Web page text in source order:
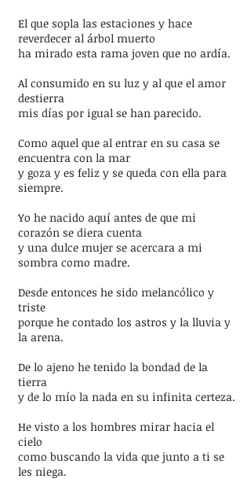
El que sopla las estaciones y hace
reverdecer al árbol muerto
ha mirado esta rama joven que no ardía.
Al consumido en su luz y al que el amor
destierra
mis días por igual se han parecido.
Como aquel que al entrar en su casa se
encuentra con la mar
y goza y es feliz y se queda con ella para
siempre.
Yo he nacido aquí antes de que mi
corazón se diera cuenta
y una dulce mujer se acercara a mi
sombra como madre.
Desde entonces he sido melancólico y
triste
porque he contado los astros y la lluvia y
la arena.
De lo ajeno he tenido la bondad de la
tierra
y de lo mío la nada en su infinita certeza.
He visto a los hombres mirar hacia el
cielo
como buscando la vida que junto a ti se
les niega.